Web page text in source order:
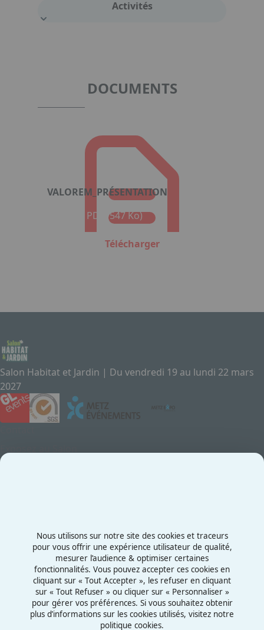
Activités
DOCUMENTS
VALOREM_PRÉSENTATION
Format : PDF (547 Ko)
Télécharger
Salon Habitat et Jardin | Du vendredi 19 au lundi 22 mars
2027
Rue de la Grange aux Bois
57070 - Metz
France
Nous utilisons sur notre site des cookies et traceurs
pour vous offrir une expérience utilisateur de qualité,
mesurer l’audience & optimiser certaines
fonctionnalités. Vous pouvez accepter ces cookies en
cliquant sur « Tout Accepter », les refuser en cliquant
sur « Tout Refuser » ou cliquer sur « Personnaliser »
pour gérer vos préférences. Si vous souhaitez obtenir
plus d’informations sur les cookies utilisés, visitez notre
politique cookies.